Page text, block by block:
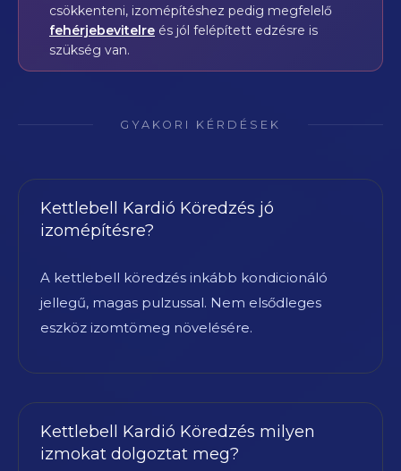
csökkenteni, izomépítéshez pedig megfelelő
fehérjebevitelre és jól felépített edzésre is
szükség van.
GYAKORI KÉRDÉSEK
Kettlebell Kardió Köredzés jó
izomépítésre?
A kettlebell köredzés inkább kondicionáló
jellegű, magas pulzussal. Nem elsődleges
eszköz izomtömeg növelésére.
Kettlebell Kardió Köredzés milyen
izmokat dolgoztat meg?